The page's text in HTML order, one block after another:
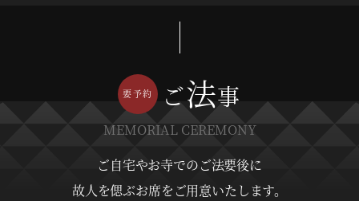
ご法事
MEMORIAL CEREMONY
ご自宅やお寺でのご法要後に
故人を偲ぶお席をご用意いたします。